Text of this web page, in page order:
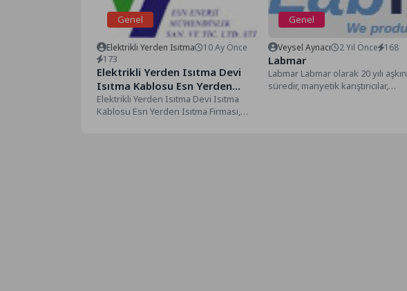
Genel
Elektrikli Yerden Isıtma
10 Ay Önce
173
Elektrikli Yerden Isıtma Devi
Isıtma Kablosu Esn Yerden
Isıtma Firması
Elektrikli Yerden Isıtma Devi Isıtma
Kablosu Esn Yerden Isıtma Firması,
Genel
Veysel Aynacı 2 Yıl Önce 168
Labmar
Labmar Labmar olarak 20 yılı aşkın
süredir, manyetik karıştırıcılar,